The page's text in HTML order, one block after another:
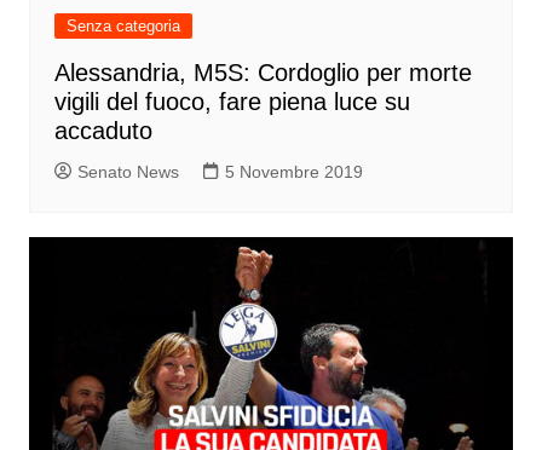
Senza categoria
Alessandria, M5S: Cordoglio per morte
vigili del fuoco, fare piena luce su
accaduto
Senato News 5 Novembre 2019